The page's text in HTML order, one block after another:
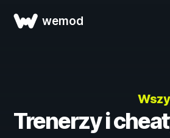
wemod
Trenerzy i